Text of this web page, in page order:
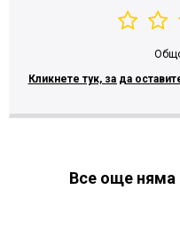
Кликнете тук, за да
Все още няма